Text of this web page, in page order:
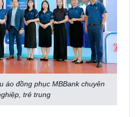
áo đồng phục MBBank chuyên
trẻ trung